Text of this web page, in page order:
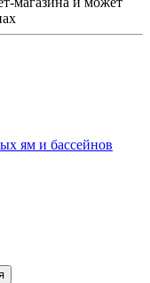
ям и бассейнов